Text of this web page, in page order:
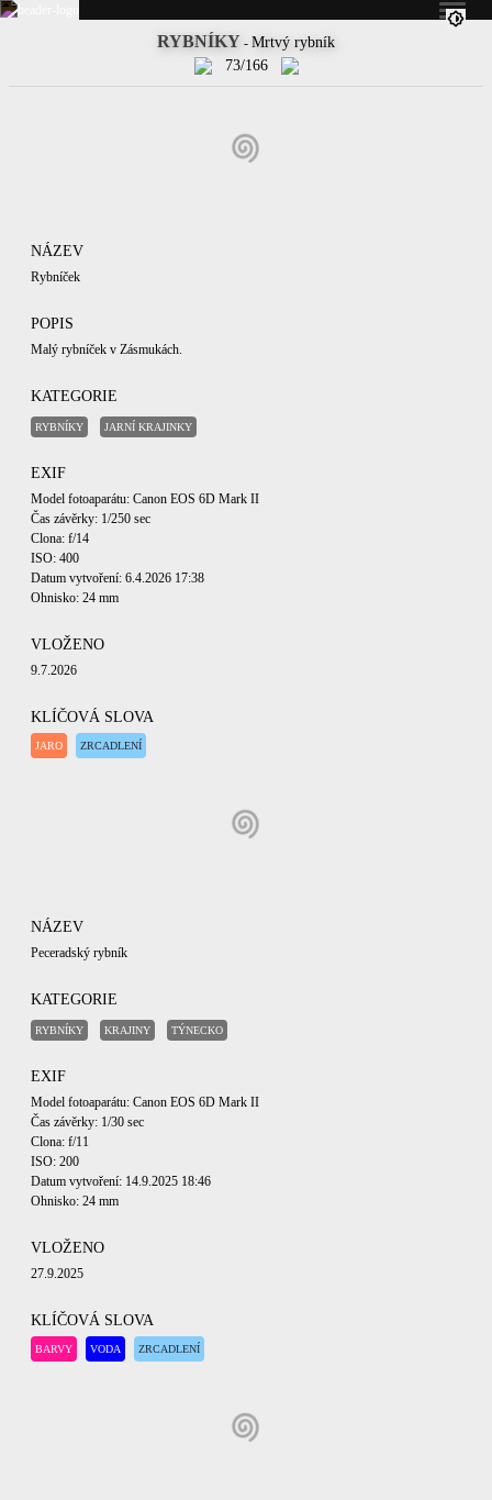
RYBNÍKY - Mrtvý rybník
73/166
NÁZEV
Rybníček
POPIS
Malý rybníček v Zásmukách.
KATEGORIE
RYBNÍKY JARNÍ KRAJINKY
EXIF
Model fotoaparátu: Canon EOS 6D Mark II
Čas závěrky: 1/250 sec
Clona: f/14
ISO: 400
Datum vytvoření: 6.4.2026 17:38
Ohnisko: 24 mm
VLOŽENO
9.7.2026
KLÍČOVÁ SLOVA
JARO ZRCADLENÍ
NÁZEV
Peceradský rybník
KATEGORIE
RYBNÍKY KRAJINY TÝNECKO
EXIF
Model fotoaparátu: Canon EOS 6D Mark II
Čas závěrky: 1/30 sec
Clona: f/11
ISO: 200
Datum vytvoření: 14.9.2025 18:46
Ohnisko: 24 mm
VLOŽENO
27.9.2025
KLÍČOVÁ SLOVA
BARVY VODA ZRCADLENÍ